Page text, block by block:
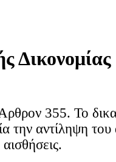
355. Το
την αντίληψη του